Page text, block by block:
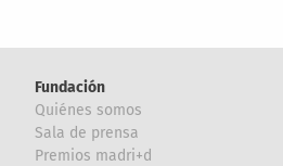
Fundación
Quiénes somos
Sala de prensa
Premios madri+d